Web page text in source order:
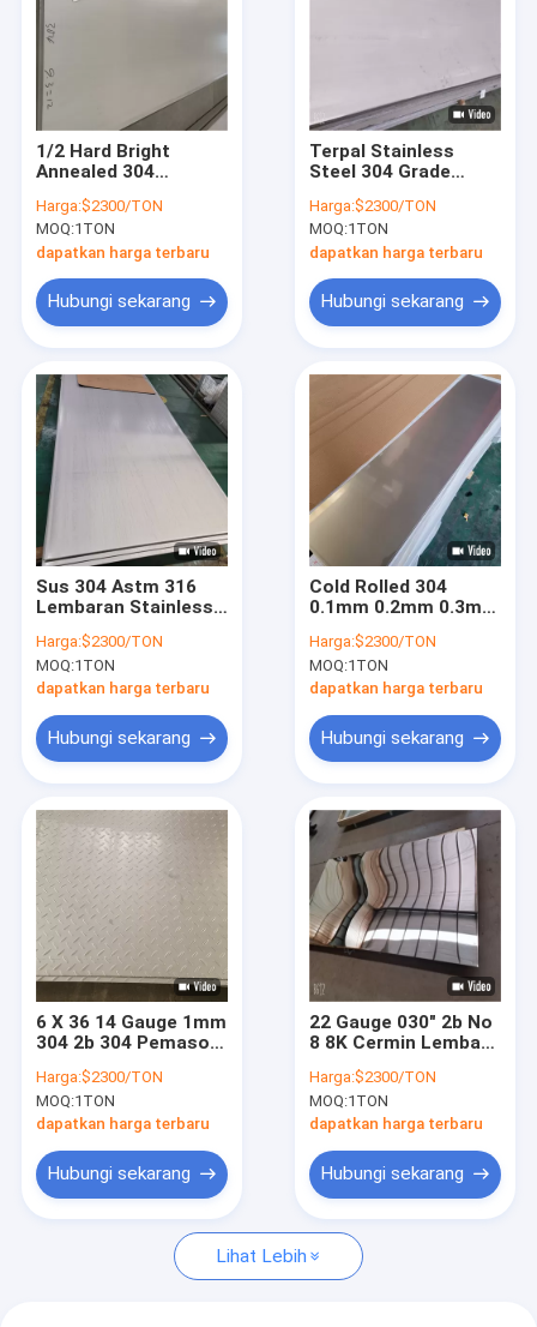
Produk
Video
Tentang Kami
Tur Pabrik
Minta Kutipan
Pipa Stainless Steel 316L
304 tabung baja tahan karat
1/2 Hard Bright
Annealed 304
Sheet
Harga:$2300/TON
MOQ:1TON
dapatkan harga terbaru
Hubungi sekarang
Terpal Stainless
Steel 304 Grade
304 Lembar
Berlubang Penuh
Keras
Harga:$2300/TON
MOQ:1TON
dapatkan harga terbaru
Hubungi sekarang
Sus 304 Astm 316
Lembaran Stainless
10mm Pelat Baja
Stainless Tipis
Perahu
Harga:$2300/TON
MOQ:1TON
dapatkan harga terbaru
Hubungi sekarang
Cold Rolled 304
0.1mm 0.2mm 0.3mm
Steel Sheet
Harga:$2300/TON
MOQ:1TON
dapatkan harga terbaru
Hubungi sekarang
6 X 36 14 Gauge 1mm
304 2b 304 Pemasok
Steel Plat Baja
Timbul
Harga:$2300/TON
MOQ:1TON
dapatkan harga terbaru
Hubungi sekarang
22 Gauge 030" 2b No
8 8K Cermin Lembar
96 Ss Cermin Finish
Sheet
Harga:$2300/TON
MOQ:1TON
dapatkan harga terbaru
Hubungi sekarang
Lihat Lebih